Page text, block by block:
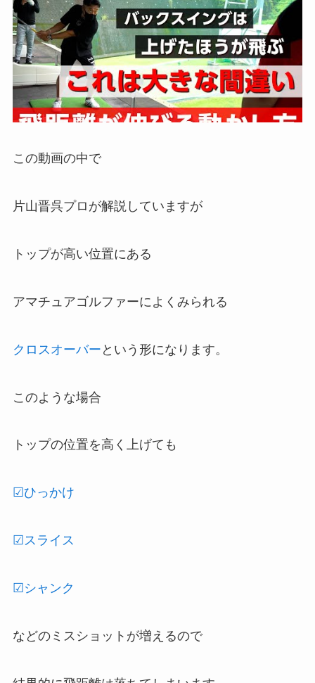
この動画の中で
片山晋呉プロが解説していますが
トップが高い位置にある
アマチュアゴルファーによくみられる
クロスオーバー という形になります。
このような場合
トップの位置を高く上げても
☑ひっかけ
☑スライス
☑シャンク
などのミスショットが増えるので